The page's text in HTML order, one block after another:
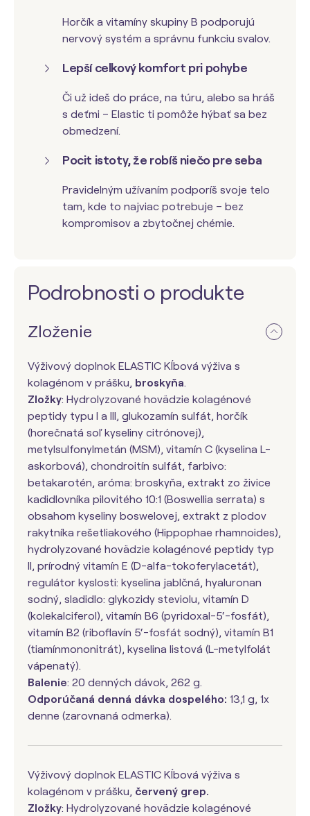
Horčík a vitamíny skupiny B podporujú
nervový systém a správnu funkciu svalov.
Lepší celkový komfort pri pohybe
Či už ideš do práce, na túru, alebo sa hráš
s deťmi – Elastic ti pomôže hýbať sa bez
obmedzení.
Pocit istoty, že robíš niečo pre seba
Pravidelným užívaním podporíš svoje telo
tam, kde to najviac potrebuje – bez
kompromisov a zbytočnej chémie.
Podrobnosti o produkte
Zloženie
Výživový doplnok ELASTIC Kĺbová výživa s
kolagénom v prášku, broskyňa.
Zložky: Hydrolyzované hovädzie kolagénové
peptidy typu I a III, glukozamín sulfát, horčík
(horečnatá soľ kyseliny citrónovej),
metylsulfonylmetán (MSM), vitamín C (kyselina L-
askorbová), chondroitín sulfát, farbivo:
betakarotén, aróma: broskyňa, extrakt zo živice
kadidlovníka pilovitého 10:1 (Boswellia serrata) s
obsahom kyseliny boswelovej, extrakt z plodov
rakytníka rešetliakového (Hippophae rhamnoides),
hydrolyzované hovädzie kolagénové peptidy typ
II, prírodný vitamín E (D-alfa-tokoferylacetát),
regulátor kyslosti: kyselina jablčná, hyaluronan
sodný, sladidlo: glykozidy steviolu, vitamín D
(kolekalciferol), vitamín B6 (pyridoxal-5‘-fosfát),
vitamín B2 (riboflavín 5‘-fosfát sodný), vitamín B1
(tiamínmononitrát), kyselina listová (L-metylfolát
vápenatý).
Balenie: 20 denných dávok, 262 g.
Odporúčaná denná dávka dospelého: 13,1 g, 1x
denne (zarovnaná odmerka).
Výživový doplnok ELASTIC Kĺbová výživa s
kolagénom v prášku, červený grep.
Zložky: Hydrolyzované hovädzie kolagénové